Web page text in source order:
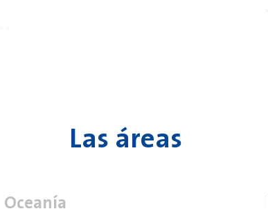
Las áreas
Oceanía